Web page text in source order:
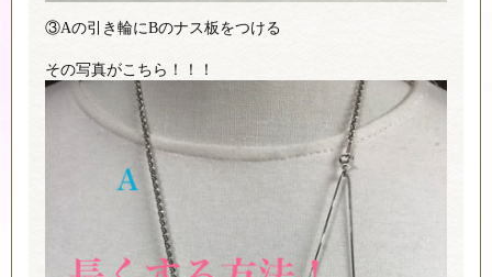
③Aの引き輪にBのナス板をつける
その写真がこちら！！！